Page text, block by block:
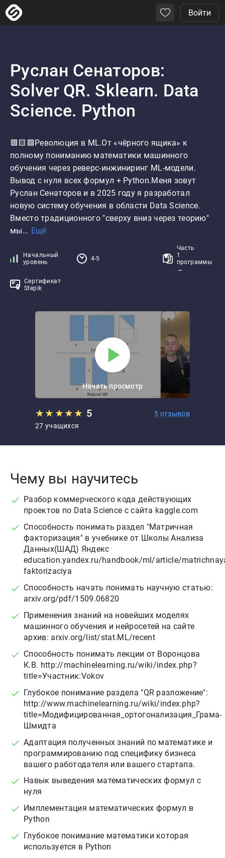
Войти
Руслан Сенаторов:
Solver QR. Sklearn. Data
Science. Python
🟥🟨🟩Революция в ML.От «чёрного ящика» к
полному пониманию математики машинного
обучения через реверс-инжиниринг ML-модели.
Вывод с нуля всех формул + Python.Меня зовут
Руслан Сенаторов и в 2025 году я разработал
новую систему обучения в области Data Science.
Вместо традиционного "сверху вниз через теорию"
мы… Ещё
Начальный
уровень
4-5
Часть
1
программы
→
Сертификат
Stepik
Начать просмотр
★★★★★ 5
5 отзывов
27 учащихся
Чему вы научитесь
Разбор коммерческого кода действующих
проектов по Data Science с сайта kaggle.com
Способность понимать раздел "Матричная
факторизация" в учебнике от Школы Анализа
Данных(ШАД) Яндекс
education.yandex.ru/handbook/ml/article/
faktorizaciya
Способность начать понимать научную статью:
arxiv.org/pdf/1509.06820
Применения знаний на новейших моделях
машинного обучения и нейросетей на сайте
архив: arxiv.org/list/stat.ML/recent
Способность понимать лекции от Воронцова
К.В. http://machinelearning.ru/wiki/index.php?
title=Участник:Vokov
Глубокое понимание раздела "QR разложение":
http://www.machinelearning.ru/wiki/index.php?
title=Модифицированная_ортогонализация_Грама-
Шмидта
Адаптация полученных знаний по математике и
программированию под специфику бизнеса
вашего работодателя или вашего стартапа.
Навык выведения математических формул с
нуля
Имплементация математических формул в
Python
Глубокое понимание математики которая
используется в Python